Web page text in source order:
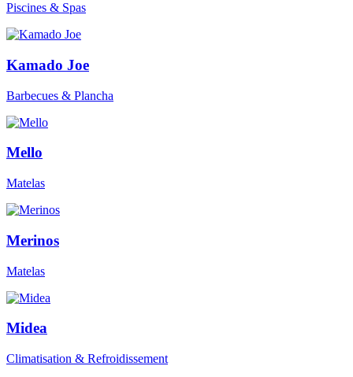
Piscines & Spas
Kamado Joe
Barbecues & Plancha
Mello
Matelas
Merinos
Matelas
Midea
Climatisation & Refroidissement